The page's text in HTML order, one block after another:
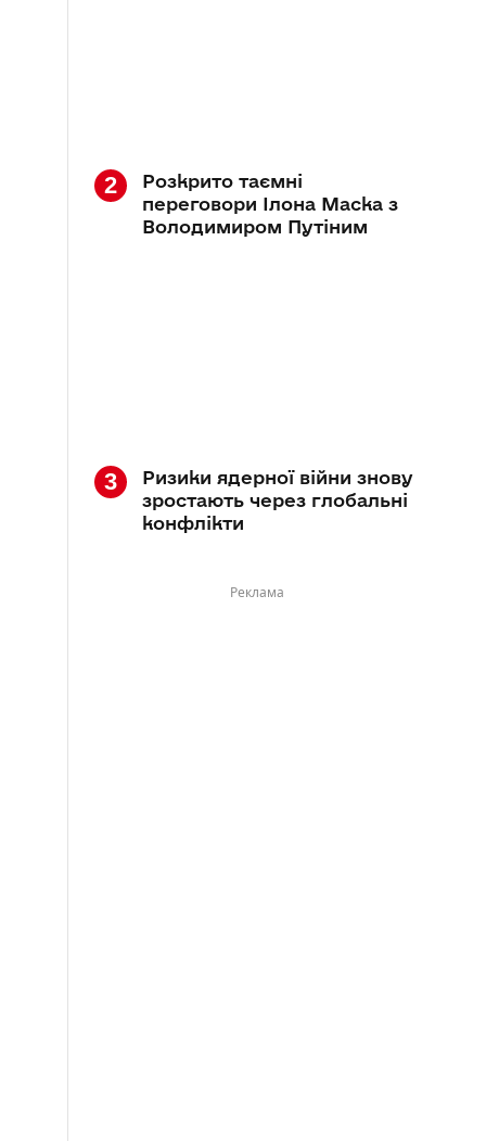
Розкрито таємні
переговори Ілона Маска з
Володимиром Путіним
Ризики ядерної війни знову
зростають через глобальні
конфлікти
Реклама